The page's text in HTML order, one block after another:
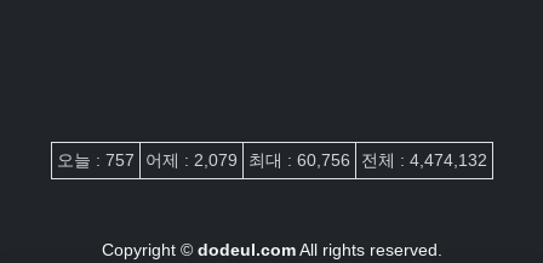
접속자집계
오늘 : 757 어제 : 2,079 최대 : 60,756 전체 : 4,474,132
Copyright © dodeul.comAll rights reserved.